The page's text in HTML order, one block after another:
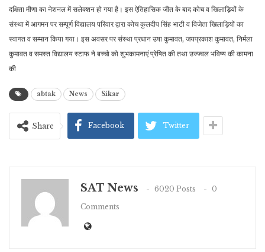
दक्षिता मीणा का नेशनल में सलेक्शन हो गया है। इस ऐतिहासिक जीत के बाद कोच व खिलाड़ियों के
संस्था में आगमन पर सम्पूर्ण विद्यालय परिवार द्वारा कोच कुलदीप सिंह भाटी व विजेता खिलाड़ियों का
स्वागत व सम्मान किया गया। इस अवसर पर संस्था प्रधान उषा कुमावत, जयप्रकाश कुमावत, निर्मला
कुमावत व समस्त विद्यालय स्टाफ ने बच्चो को शुभकामनाएं प्रेषित की तथा उज्ज्वल भविष्य की कामना
की
abtak News Sikar
Share Facebook Twitter
SAT News 6020 Posts
0
Comments